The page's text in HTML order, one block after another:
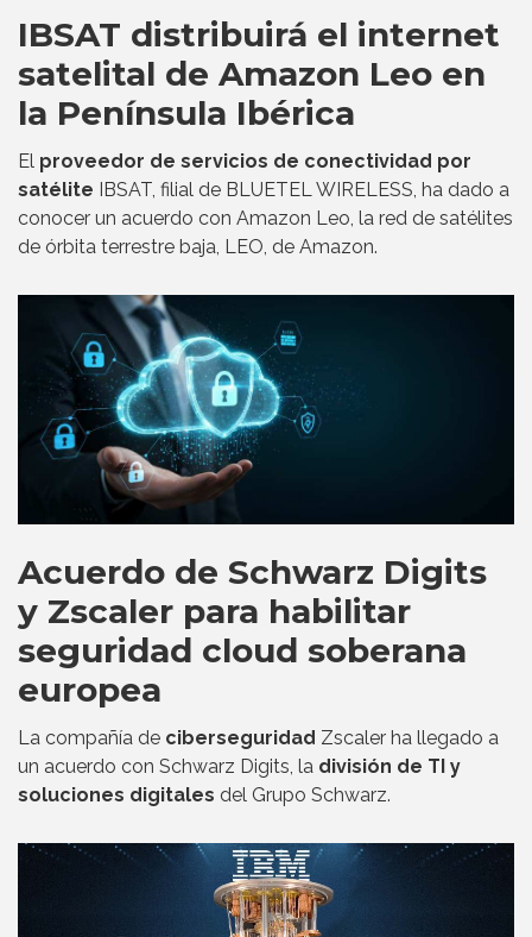
IBSAT distribuirá el internet
satelital de Amazon Leo en
la Península Ibérica
El proveedor de servicios de conectividad por
satélite IBSAT, filial de BLUETEL WIRELESS, ha dado a
conocer un acuerdo con Amazon Leo, la red de satélites
de órbita terrestre baja, LEO, de Amazon.
Acuerdo de Schwarz Digits
y Zscaler para habilitar
seguridad cloud soberana
europea
La compañía de ciberseguridad Zscaler ha llegado a
un acuerdo con Schwarz Digits, la división de TI y
soluciones digitales del Grupo Schwarz.